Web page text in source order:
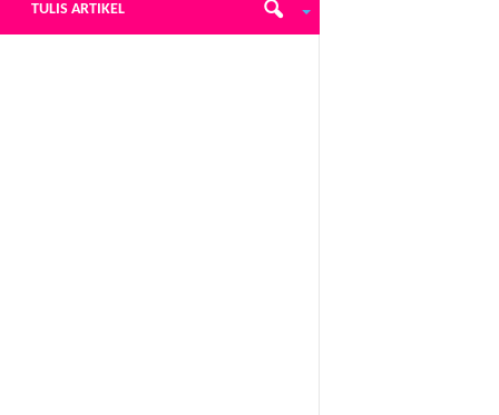
TULIS ARTIKEL